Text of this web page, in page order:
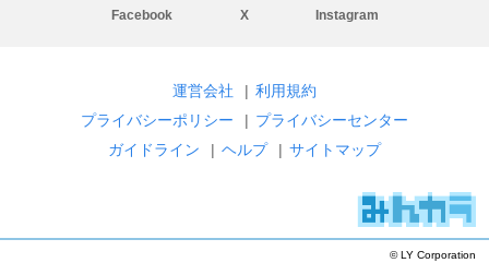
Facebook X Instagram
運営会社 | 利用規約
プライバシーポリシー
| プライバシーセンター
ガイドライン
| ヘルプ | サイトマップ
© LY Corporation